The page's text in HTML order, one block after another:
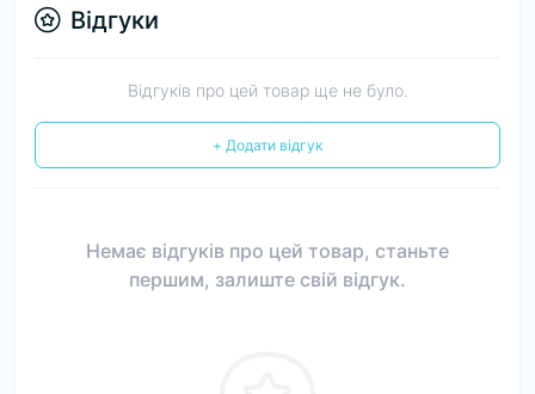
Відгуки
Відгуків про цей товар ще не було.
+ Додати відгук
Немає відгуків про цей товар, станьте
першим, залиште свій відгук.